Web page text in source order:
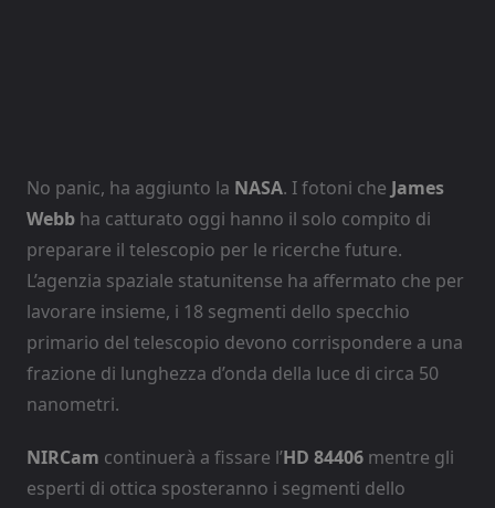
No panic, ha aggiunto la NASA. I fotoni che James
Webb ha catturato oggi hanno il solo compito di
preparare il telescopio per le ricerche future.
L’agenzia spaziale statunitense ha affermato che per
lavorare insieme, i 18 segmenti dello specchio
primario del telescopio devono corrispondere a una
frazione di lunghezza d’onda della luce di circa 50
nanometri.
NIRCam continuerà a fissare l’HD 84406 mentre gli
esperti di ottica sposteranno i segmenti dello